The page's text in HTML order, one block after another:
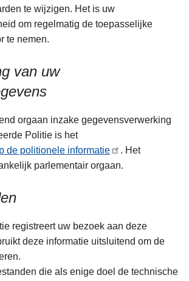
te wijzigen. Het is uw
om regelmatig de toepasselijke
te nemen.
van uw
orgaan inzake gegevensverwerking
Politie is het
de politionele informatie
. Het
parlementair orgaan.
registreert uw bezoek aan deze
deze informatie uitsluitend om de
die als enige doel de technische